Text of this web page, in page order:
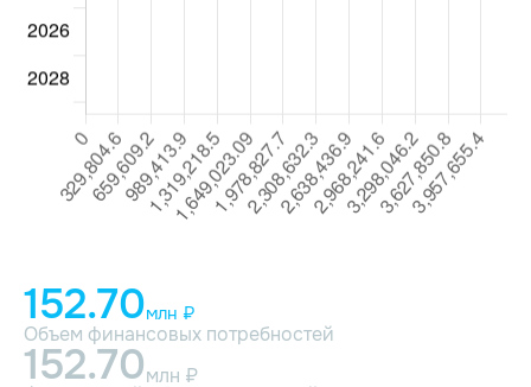
152.70млн ₽
Объем финансовых потребностей
152.70млн ₽